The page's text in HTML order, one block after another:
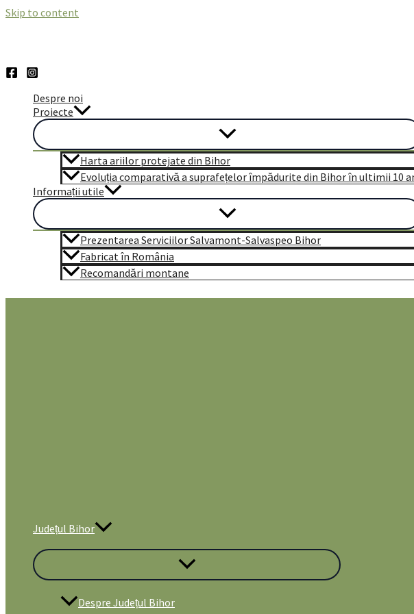
Skip to content
Despre noi
Proiecte
Harta ariilor protejate din Bihor
Evoluția comparativă a suprafețelor împădurite din Bihor în ultimii 10 ani
Informații utile
Prezentarea Serviciilor Salvamont-Salvaspeo Bihor
Fabricat în România
Recomandări montane
Despre Județul Bihor